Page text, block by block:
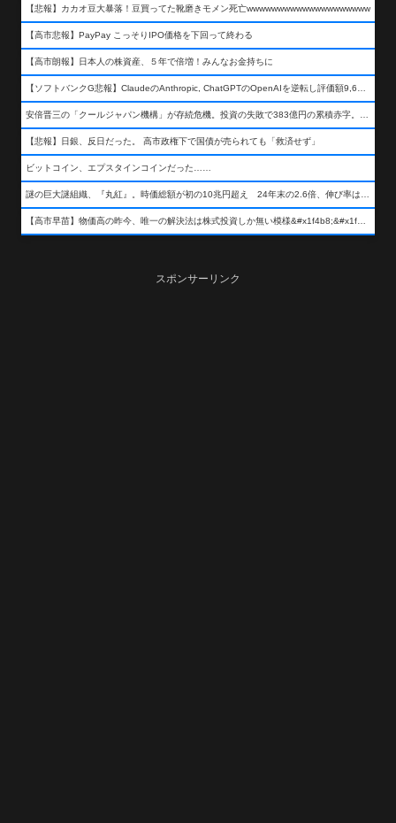
【悲報】カカオ豆大暴落！豆買ってた靴磨きモメン死亡wwwwwwwwwwwwwwwwwwww
【高市悲報】PayPay こっそりIPO価格を下回って終わる
【高市朗報】日本人の株資産、５年で倍増！みんなお金持ちに
【悲報】日銀、反日だった。 高市政権下で国債が売られても「救済せず」
ビットコイン、エプスタインコインだった……
スポンサーリンク